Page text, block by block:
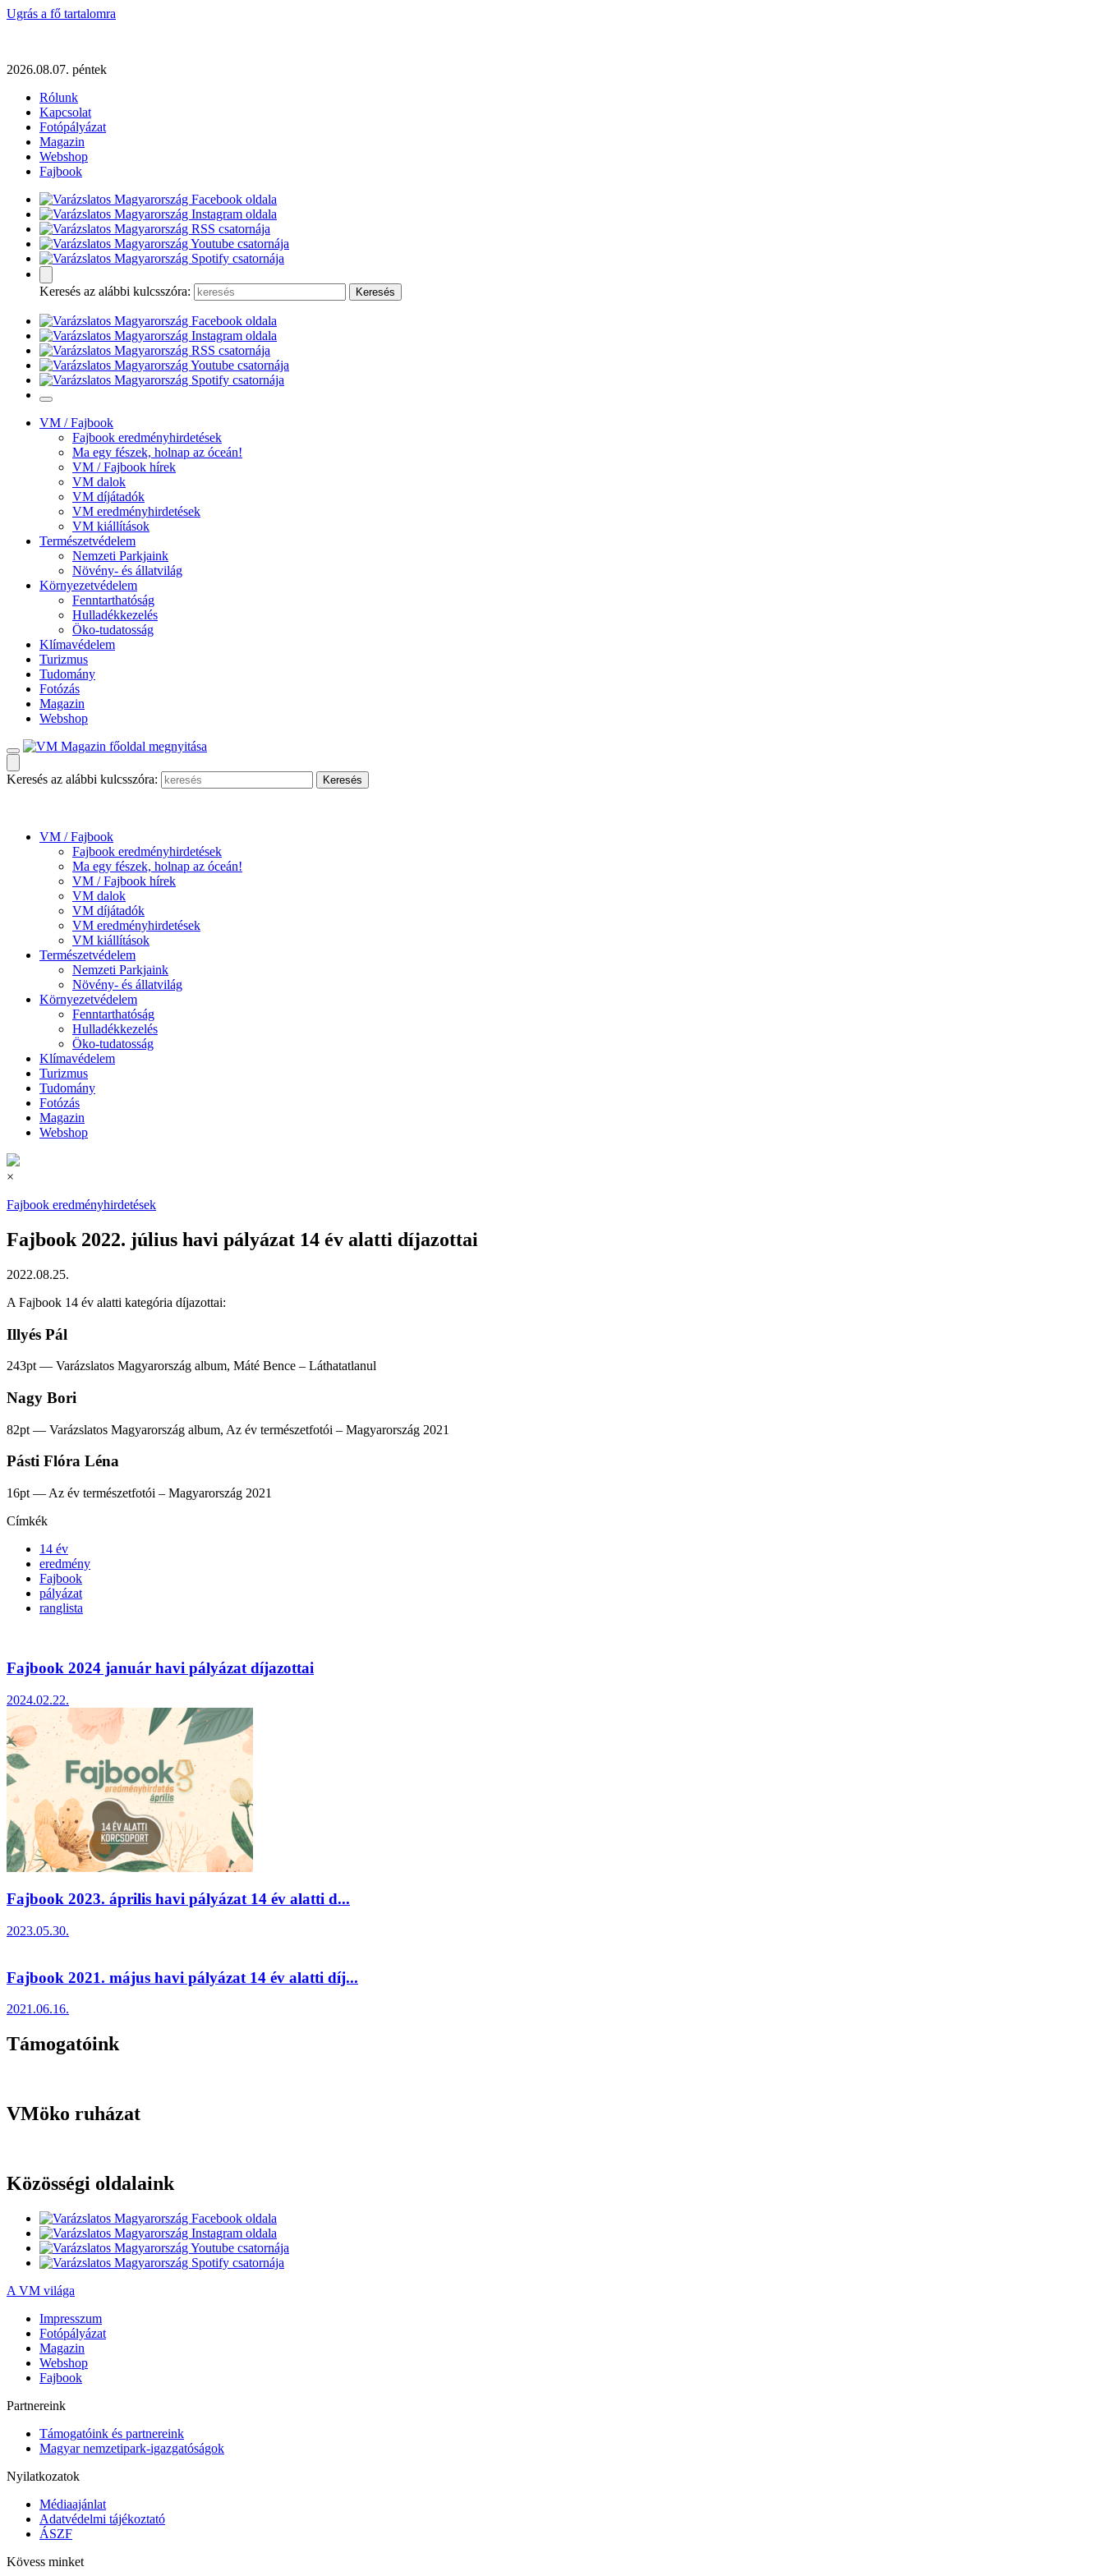
Ugrás a fő tartalomra
2026.08.07. péntek
Rólunk
Kapcsolat
Fotópályázat
Magazin
Webshop
Fajbook
Keresés az alábbi kulcsszóra:
VM / Fajbook
Fajbook eredményhirdetések
Ma egy fészek, holnap az óceán!
VM / Fajbook hírek
VM dalok
VM díjátadók
VM eredményhirdetések
VM kiállítások
Természetvédelem
Nemzeti Parkjaink
Növény- és állatvilág
Környezetvédelem
Fenntarthatóság
Hulladékkezelés
Öko-tudatosság
Klímavédelem
Turizmus
Tudomány
Fotózás
Magazin
Webshop
Keresés az alábbi kulcsszóra:
VM / Fajbook
Fajbook eredményhirdetések
Ma egy fészek, holnap az óceán!
VM / Fajbook hírek
VM dalok
VM díjátadók
VM eredményhirdetések
VM kiállítások
Természetvédelem
Nemzeti Parkjaink
Növény- és állatvilág
Környezetvédelem
Fenntarthatóság
Hulladékkezelés
Öko-tudatosság
Klímavédelem
Turizmus
Tudomány
Fotózás
Magazin
Webshop
×
Fajbook eredményhirdetések
Fajbook 2022. július havi pályázat 14 év alatti díjazottai
2022.08.25.
A Fajbook 14 év alatti kategória díjazottai:
Illyés Pál
243pt — Varázslatos Magyarország album, Máté Bence – Láthatatlanul
Nagy Bori
82pt — Varázslatos Magyarország album, Az év természetfotói – Magyarország 2021
Pásti Flóra Léna
16pt — Az év természetfotói – Magyarország 2021
Címkék
14 év
eredmény
Fajbook
pályázat
ranglista
Fajbook 2024 január havi pályázat díjazottai
2024.02.22.
Fajbook 2023. április havi pályázat 14 év alatti d...
2023.05.30.
Fajbook 2021. május havi pályázat 14 év alatti díj...
2021.06.16.
Támogatóink
VMöko ruházat
Közösségi oldalaink
A VM világa
Impresszum
Fotópályázat
Magazin
Webshop
Fajbook
Partnereink
Támogatóink és partnereink
Magyar nemzetipark-igazgatóságok
Nyilatkozatok
Médiaajánlat
Adatvédelmi tájékoztató
ÁSZF
Kövess minket